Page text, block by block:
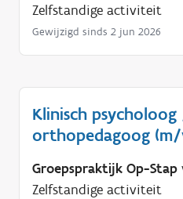
Zelfstandige activiteit
Gewijzigd sinds 2 jun 2026
Klinisch
orthopedagoog
Groepspraktijk Op-Stap
Zelfstandige activiteit